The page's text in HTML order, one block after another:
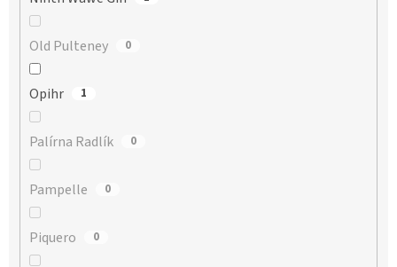
Old Pulteney 0
Opihr 1
Palírna Radlík 0
Pampelle 0
Piquero 0